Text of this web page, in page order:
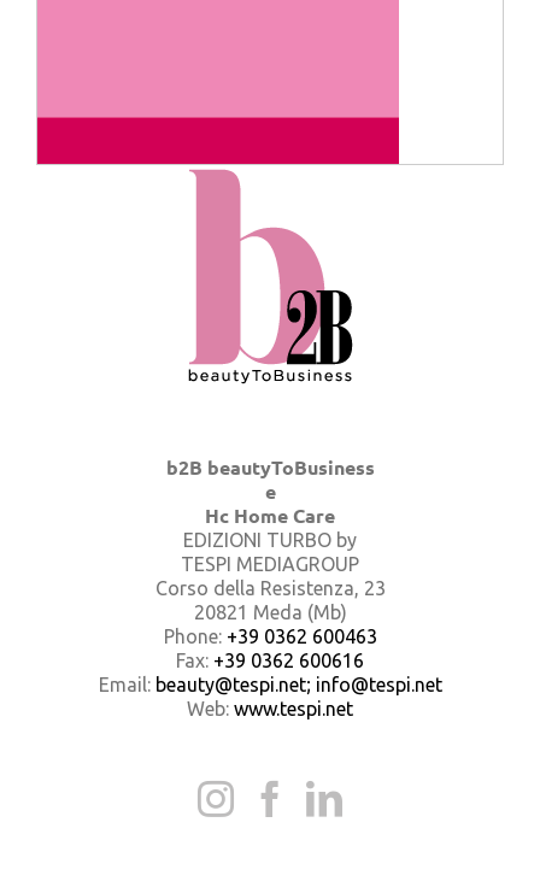
b2B beautyToBusiness
e
Hc Home Care
EDIZIONI TURBO by
TESPI MEDIAGROUP
Corso della Resistenza, 23
20821 Meda (Mb)
Phone: +39 0362 600463
Fax: +39 0362 600616
Email: beauty@tespi.net; info@tespi.net
Web: www.tespi.net